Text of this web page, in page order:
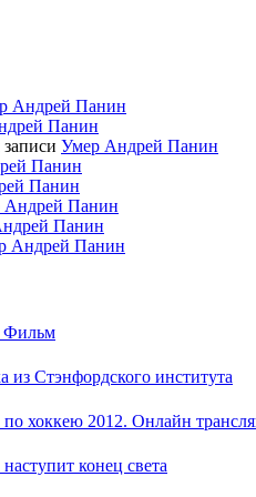
Андрей Панин
Панин
Умер Андрей Панин
Панин
Панин
Андрей Панин
Панин
Андрей Панин
Фильм
из Стэнфордского института
хоккею 2012. Онлайн
конец света